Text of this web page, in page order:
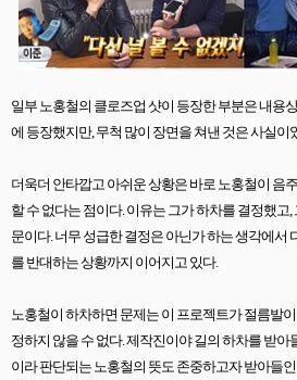
일부 노홍철의 클로즈업 샷이 등장한 부분은 내용
에 등장했지만,무척 많이 장면을 쳐낸 것은 사실이
더욱더 안타깝고 아쉬운 상황은 바로 노홍철이 음
할 수 없다는 점이다.이유는 그가 하차를 결정했고,
문이다.너무 성급한 결정은 아닌가 하는 생각에서
를 반대하는 상황까지 이어지고 있다.
노홍철이 하차하면 문제는 이 프로젝트가 절름발
정하지 않을 수 없다.제작진이야 길의 하차를 받아
이라 판단되는 노홍철의 뜻도 존중하고자 받아들